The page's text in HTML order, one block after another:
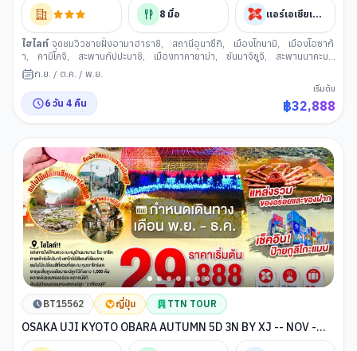
8 มื้อ แอร์เอเชียเอ็กซ์
ไฮไลท์ จุดชมวิวชายฝั่งอามาฮาราชิ, สถานีอุนาซึกิ, เมืองโทนามิ,
เมืองโอซาก้
า, คามิโคจิ, สะพานกัปปะบาชิ, เมืองทาคายาม่า, ซันมาจิซูจิ,
สะพานนาคะบา
ชิ, เมืองนาโกย่า, ศาลเจ้านัมบะยาซากะ
ก.ย. / ต.ค. / พ.ย.
6 วัน 4 คืน
เริ่มต้น
฿32,888
BT15562 ญี่ปุ่น TTN TOUR
OSAKA UJI KYOTO OBARA AUTUMN 5D 3N BY XJ -- NOV -
DEC'26 -- ซุปตาร์...KOYO สะกดใจ ไฟล้านดวงสะกดตา